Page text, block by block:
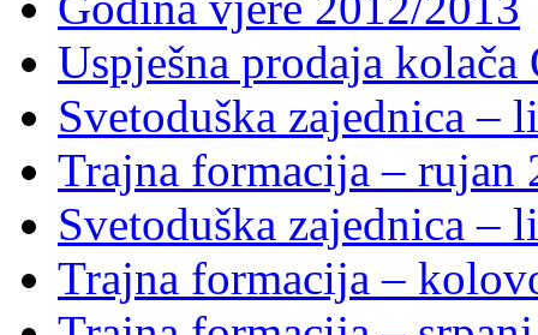
Uspješna prodaja kolača
Svetoduška zajednica –
Trajna formacija – rujan
Svetoduška zajednica –
Trajna formacija –